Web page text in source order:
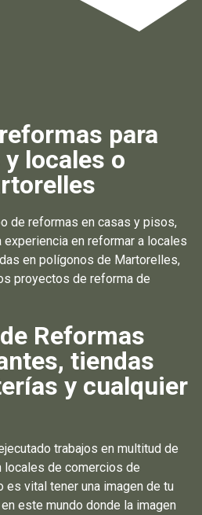
para
locales o
de reformas en casas y pisos,
en reformar a locales
en polígonos de Martorelles,
proyectos de reforma de
Reformas
tiendas
y cualquier
trabajos en multitud de
de comercios de
es vital tener una imagen de tu
este mundo donde la imagen